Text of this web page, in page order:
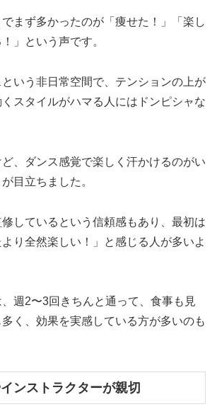
まず多かったのが「痩せた！」「楽し
」という声です。
いう非日常空間で、テンションの上が
スタイルがハマる人にはドンピシャな
ど、ダンス感覚で楽しく汗かけるのがい
目立ちました。
しているという信頼感もあり、最初は
り全然楽しい！」と感じる人が多いよ
週2〜3回きちんと通って、食事も見
く、効果を実感している方が多いのも
ンストラクターが親切